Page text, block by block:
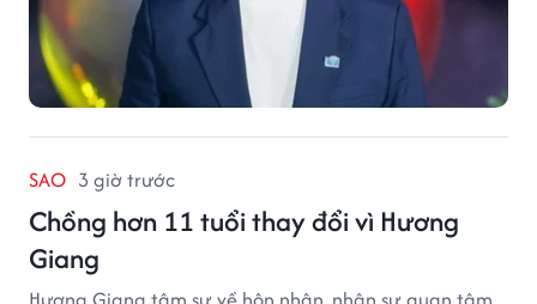
SAO 3 giờ trước
Chồng hơn 11 tuổi thay đổi vì Hương
Giang